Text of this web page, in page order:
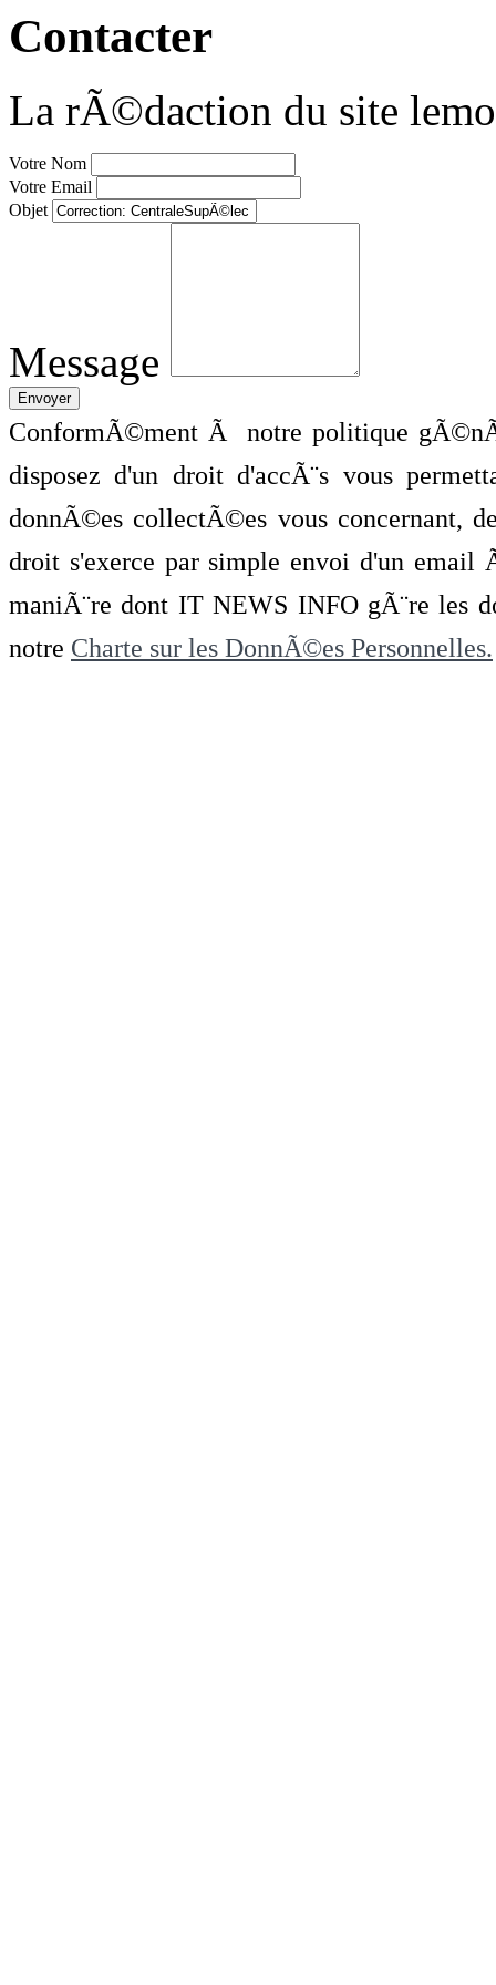
Contacter
La rÃ©daction du site
Votre Nom
Votre Email
Objet
Message
ConformÃ©ment Ã notre politique
disposez d'un droit d'accÃ¨s vous
donnÃ©es collectÃ©es vous concernant,
droit s'exerce par simple envoi d'un
maniÃ¨re dont IT NEWS INFO gÃ¨re les
notre Charte sur les DonnÃ©es Personnelles.